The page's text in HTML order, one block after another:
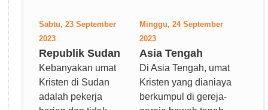
Sabtu, 23 September
2023
Republik Sudan
Kebanyakan umat
Kristen di Sudan
adalah pekerja
Minggu, 24 September
2023
Asia Tengah
Di Asia Tengah, umat
Kristen yang dianiaya
berkumpul di gereja-